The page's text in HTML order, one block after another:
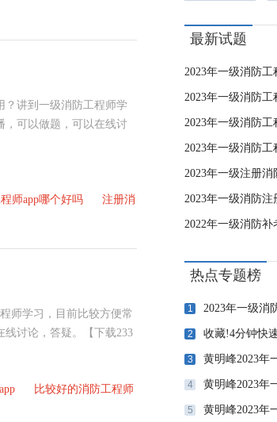
？讲到一级消防工程师学
，可以做题，可以在线讨
师app哪个好吗
注册消
师学习，目前比较方便常
线讨论，答疑。【下载233
比较好的消防工程师
最新试题
2023年一级注册
热点专题榜
1 2023年一级消防工
2 收藏!4分钟快速掌
3 黄明峰2023年
4 黄明峰2023年一
5 黄明峰2023年一